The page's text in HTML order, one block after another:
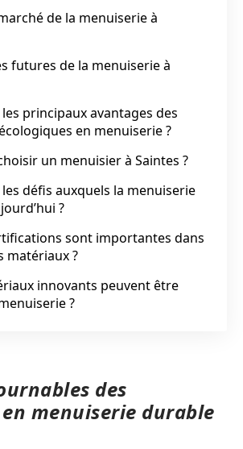
de la menuiserie à
futures de la menuiserie à
principaux avantages des
en menuiserie ?
un menuisier à Saintes ?
défis auxquels la menuiserie
?
sont importantes dans
matériaux ?
innovants peuvent être
?
des
menuiserie durable